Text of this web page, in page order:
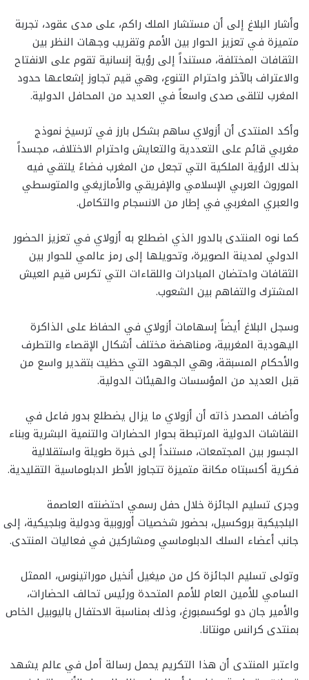
وأشار البلاغ إلى أن مستشار الملك راكم، على مدى عقود، تجربة
متميزة في تعزيز الحوار بين الأمم وتقريب وجهات النظر بين
الثقافات المختلفة، مستنداً إلى رؤية إنسانية تقوم على الانفتاح
والاعتراف بالآخر واحترام التنوع، وهي قيم تجاوز إشعاعها حدود
المغرب لتلقى صدى واسعاً في العديد من المحافل الدولية.
وأكد المنتدى أن أزولاي ساهم بشكل بارز في ترسيخ نموذج
مغربي قائم على التعددية والتعايش واحترام الاختلاف، مجسداً
بذلك الرؤية الملكية التي تجعل من المغرب فضاءً يلتقي فيه
الموروث العربي الإسلامي والإفريقي والأمازيغي والمتوسطي
والعبري المغربي في إطار من الانسجام والتكامل.
كما نوه المنتدى بالدور الذي اضطلع به أزولاي في تعزيز الحضور
الدولي لمدينة الصويرة، وتحويلها إلى رمز عالمي للحوار بين
الثقافات واحتضان المبادرات واللقاءات التي تكرس قيم العيش
المشترك والتفاهم بين الشعوب.
وسجل البلاغ أيضاً إسهامات أزولاي في الحفاظ على الذاكرة
اليهودية المغربية، ومناهضة مختلف أشكال الإقصاء والتطرف
والأحكام المسبقة، وهي الجهود التي حظيت بتقدير واسع من
قبل العديد من المؤسسات والهيئات الدولية.
وأضاف المصدر ذاته أن أزولاي ما يزال يضطلع بدور فاعل في
النقاشات الدولية المرتبطة بحوار الحضارات والتنمية البشرية وبناء
الجسور بين المجتمعات، مستنداً إلى خبرة طويلة واستقلالية
فكرية أكسبتاه مكانة متميزة تتجاوز الأطر الدبلوماسية التقليدية.
وجرى تسليم الجائزة خلال حفل رسمي احتضنته العاصمة
البلجيكية بروكسيل، بحضور شخصيات أوروبية ودولية وبلجيكية، إلى
جانب أعضاء السلك الدبلوماسي ومشاركين في فعاليات المنتدى.
وتولى تسليم الجائزة كل من ميغيل أنخيل موراتينوس، الممثل
السامي للأمين العام للأمم المتحدة ورئيس تحالف الحضارات،
والأمير جان دو لوكسمبورغ، وذلك بمناسبة الاحتفال باليوبيل الخاص
بمنتدى كرانس مونتانا.
واعتبر المنتدى أن هذا التكريم يحمل رسالة أمل في عالم يشهد